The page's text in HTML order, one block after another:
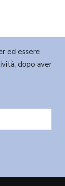
ed essere
dopo aver